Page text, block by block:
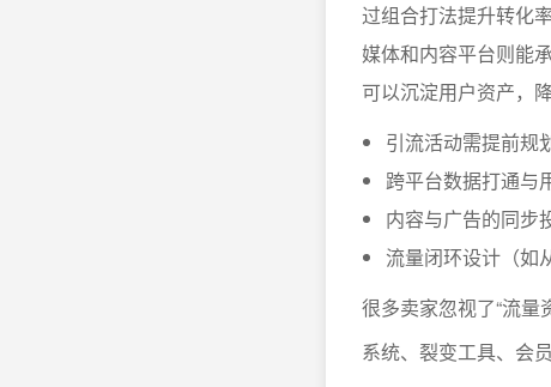
过组合打法提升转化
媒体和内容平台则能
可以沉淀用户资产，
引流活动需提前规
跨平台数据打通与
内容与广告的同步
流量闭环设计（如
很多卖家忽视了“流
系统、裂变工具、会